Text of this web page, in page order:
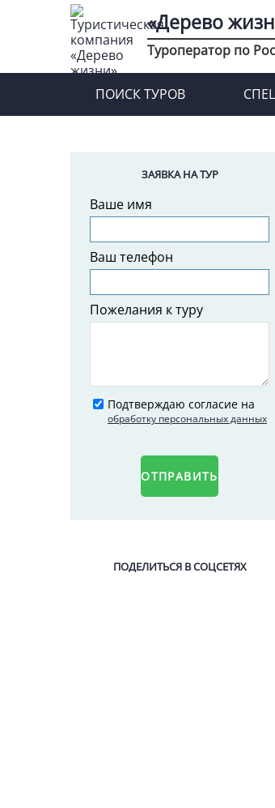
«Дерево
Туроператор по
ПОИСК ТУРОВ
ЗАЯВКА НА ТУР
Ваше имя
Ваш телефон
Пожелания к туру
Подтверждаю согласие на
обработку персональных данных
ОТПРАВИТЬ
ПОДЕЛИТЬСЯ В СОЦСЕТЯХ